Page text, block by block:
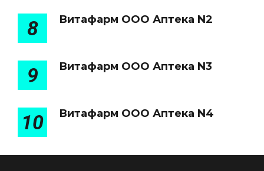
8 Витафарм ООО Аптека N2
9 Витафарм ООО Аптека N3
10 Витафарм ООО Аптека N4